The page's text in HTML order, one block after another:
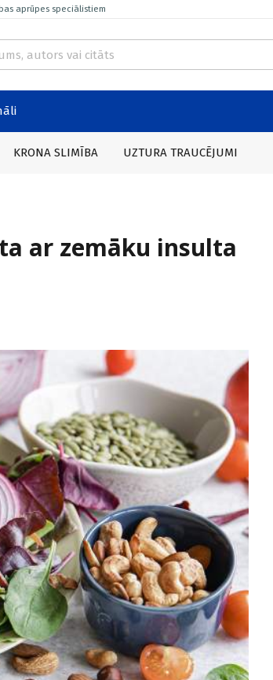
aprūpes speciālistiem
KRONA SLIMĪBA UZTURA TRAUCĒJUMI
ar zemāku insulta